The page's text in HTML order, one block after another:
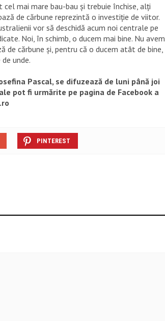
mai mare bau-bau și trebuie închise, alți
de cărbune reprezintă o investiție de viitor.
vor să deschidă acum noi centrale pe
Noi, în schimb, o ducem mai bine. Nu avem
cărbune și, pentru că o ducem atât de bine,
unde.
Pascal, se difuzează de luni până joi
pot fi urmărite pe pagina de Facebook a
PINTEREST